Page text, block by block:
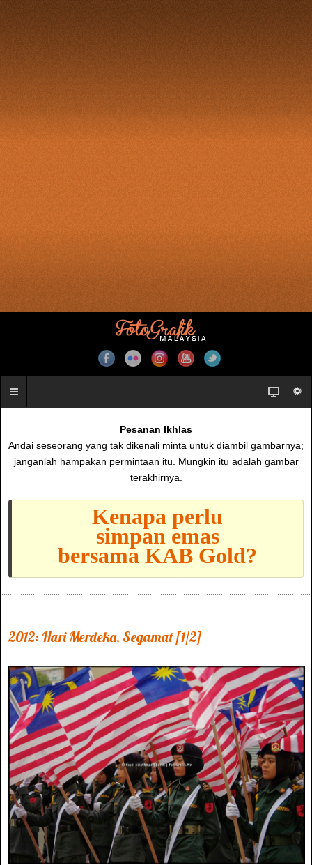
Pesanan Ikhlas
Andai seseorang yang tak dikenali minta untuk diambil gambarnya;
janganlah hampakan permintaan itu. Mungkin itu adalah gambar
terakhirnya.
Kenapa perlu
simpan emas
bersama KAB Gold?
2012: Hari Merdeka, Segamat [1/2]